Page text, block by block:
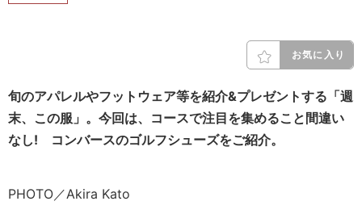
お気に入り
旬のアパレルやフットウェア等を紹介&プレゼントする「週
末、この服」。今回は、コースで注目を集めること間違い
なし! コンバースのゴルフシューズをご紹介。
PHOTO／Akira Kato